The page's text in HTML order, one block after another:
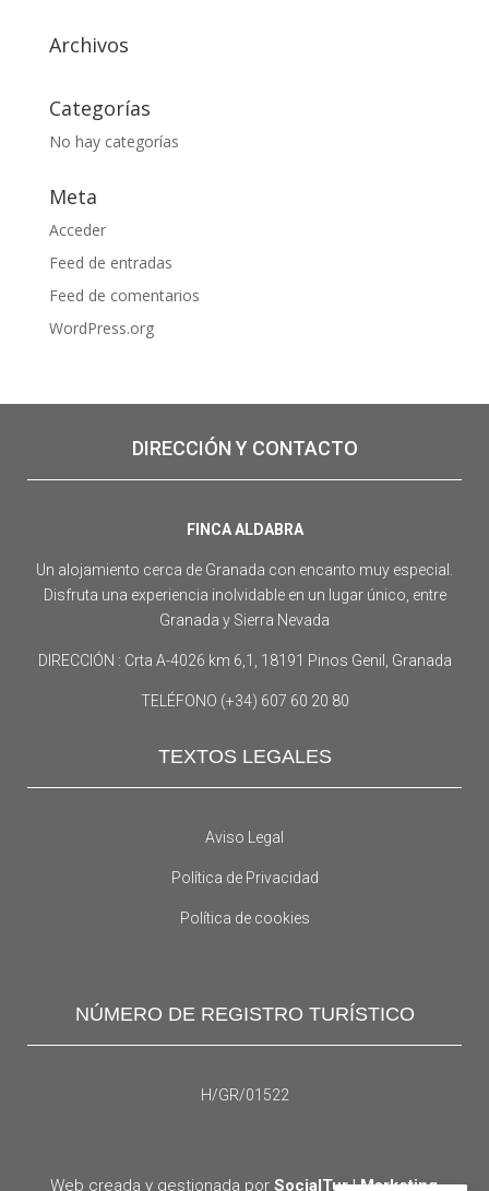
Archivos
Categorías
No hay categorías
Meta
Acceder
Feed de entradas
Feed de comentarios
WordPress.org
DIRECCIÓN Y CONTACTO
FINCA ALDABRA
Un alojamiento cerca de Granada con encanto muy especial.
Disfruta una experiencia inolvidable en un lugar único, entre
Granada y Sierra Nevada
DIRECCIÓN : Crta A-4026 km 6,1, 18191 Pinos Genil, Granada
TELÉFONO (+34) 607 60 20 80
TEXTOS LEGALES
Aviso Legal
Política de Privacidad
Política de cookies
NÚMERO DE REGISTRO TURÍSTICO
H/GR/01522
Web creada y gestionada porSocialTur | Marketing